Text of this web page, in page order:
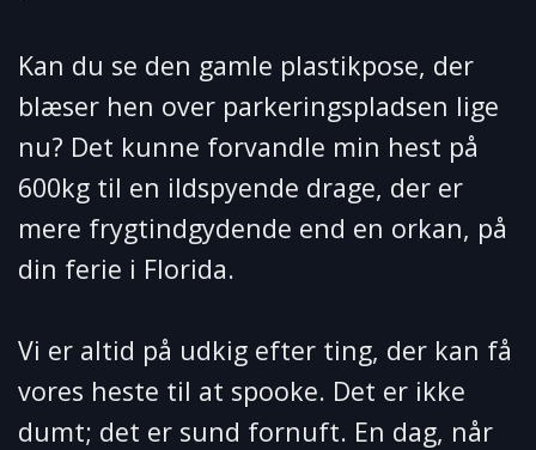
Kan du se den gamle plastikpose, der
blæser hen over parkeringspladsen lige
nu? Det kunne forvandle min hest på
600kg til en ildspyende drage, der er
mere frygtindgydende end en orkan, på
din ferie i Florida.
Vi er altid på udkig efter ting, der kan få
vores heste til at spooke. Det er ikke
dumt; det er sund fornuft. En dag, når